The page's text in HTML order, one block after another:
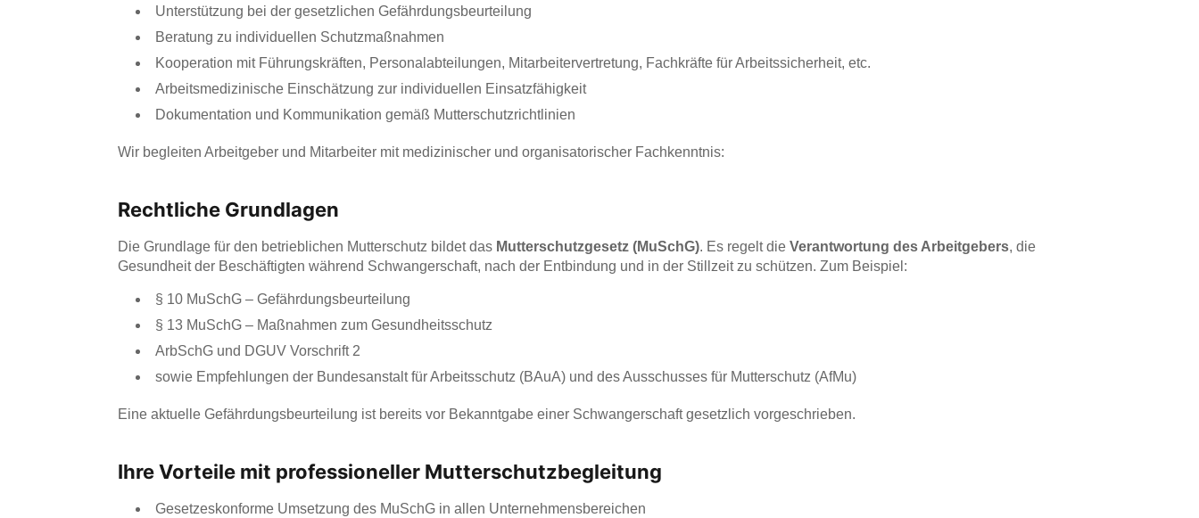
Unterstützung bei der gesetzlichen Gefährdungsbeurteilung
Beratung zu individuellen Schutzmaßnahmen
Kooperation mit Führungskräften, Personalabteilungen, Mitarbeitervertretung, Fachkräfte für Arbeitssicherheit, etc.
Arbeitsmedizinische Einschätzung zur individuellen Einsatzfähigkeit
Dokumentation und Kommunikation gemäß Mutterschutzrichtlinien
Wir begleiten Arbeitgeber und Mitarbeiter mit medizinischer und organisatorischer Fachkenntnis:
Rechtliche Grundlagen
Die Grundlage für den betrieblichen Mutterschutz bildet das Mutterschutzgesetz (MuSchG). Es regelt die Verantwortung des Arbeitgebers, die
Gesundheit der Beschäftigten während Schwangerschaft, nach der Entbindung und in der Stillzeit zu schützen. Zum Beispiel:
§ 10 MuSchG – Gefährdungsbeurteilung
§ 13 MuSchG – Maßnahmen zum Gesundheitsschutz
ArbSchG und DGUV Vorschrift 2
sowie Empfehlungen der Bundesanstalt für Arbeitsschutz (BAuA) und des Ausschusses für Mutterschutz (AfMu)
Eine aktuelle Gefährdungsbeurteilung ist bereits vor Bekanntgabe einer Schwangerschaft gesetzlich vorgeschrieben.
Ihre Vorteile mit professioneller Mutterschutzbegleitung
Gesetzeskonforme Umsetzung des MuSchG in allen Unternehmensbereichen